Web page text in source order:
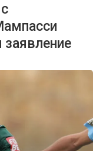
заявление